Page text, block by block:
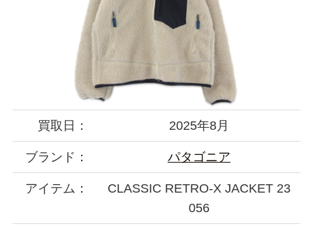
買取日： 2025年8月
ブランド： パタゴニア
アイテム：
CLASSIC RETRO-X JACKET 23
056